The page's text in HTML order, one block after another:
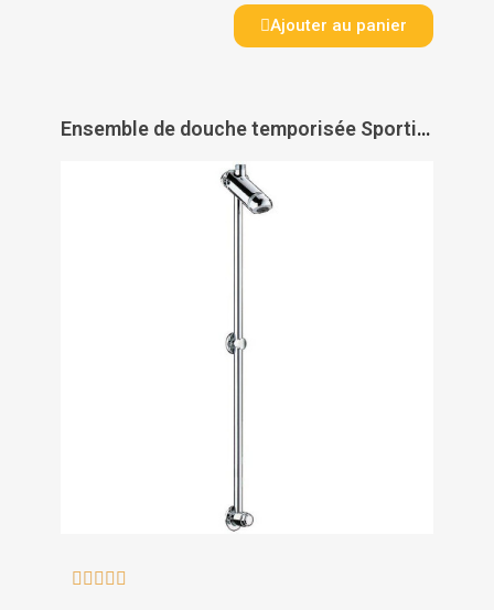
Ajouter au panier
Ensemble de douche temporisée Sporting - DELABIE
    